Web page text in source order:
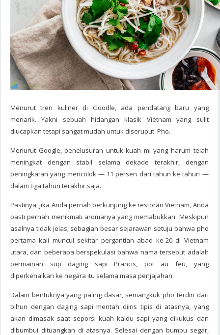
Menurut tren kuliner di Goodle, ada pendatang baru yang
menarik. Yakni sebuah hidangan klasik Vietnam yang sulit
diucapkan tetapi sangat mudah untuk diseruput: Pho.
Menurut Google, penelusuran untuk kuah mi yang harum telah
meningkat dengan stabil selama dekade terakhir, dengan
peningkatan yang mencolok — 11 persen dari tahun ke tahun —
dalam tiga tahun terakhir saja.
Pastinya, jika Anda pernah berkunjung ke restoran Vietnam, Anda
pasti pernah menikmati aromanya yang memabukkan. Meskipun
asalnya tidak jelas, sebagian besar sejarawan setuju bahwa pho
pertama kali muncul sekitar pergantian abad ke-20 di Vietnam
utara, dan beberapa berspekulasi bahwa nama tersebut adalah
permainan sup daging sapi Prancis, pot au feu, yang
diperkenalkan ke negara itu selama masa penjajahan.
Dalam bentuknya yang paling dasar, semangkuk pho terdiri dari
bihun dengan daging sapi mentah diiris tipis di atasnya, yang
akan dimasak saat seporsi kuah kaldu sapi yang dikukus dan
dibumbui dituangkan di atasnya. Selesai dengan bumbu segar,